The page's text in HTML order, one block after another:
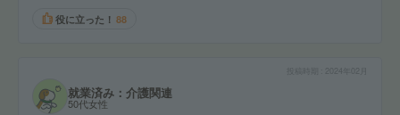
役に立った！ 88
2024年02月
就業済み：介護関連
50代女性